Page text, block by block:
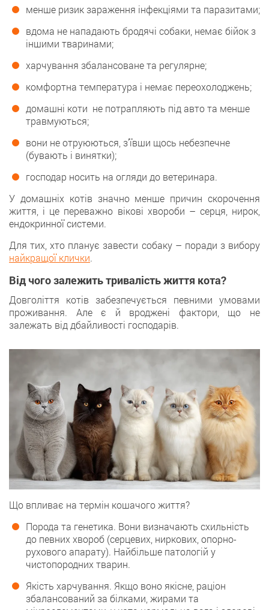
менше ризик зараження інфекціями та паразитами;
вдома не нападають бродячі собаки, немає бійок з
іншими тваринами;
харчування збалансоване та регулярне;
комфортна температура і немає переохолоджень;
домашні коти не потрапляють під авто та менше
травмуються;
вони не отруюються, з’ївши щось небезпечне
(бувають і винятки);
господар носить на огляди до ветеринара.
У домашніх котів значно менше причин скорочення
життя, і це переважно вікові хвороби – серця, нирок,
ендокринної системи.
Для тих, хто планує завести собаку – поради з вибору
найкращої клички.
Від чого залежить тривалість життя кота?
Довголіття котів забезпечується певними умовами
проживання. Але є й вроджені фактори, що не
залежать від дбайливості господарів.
Що впливає на термін кошачого життя?
Порода та генетика. Вони визначають схильність
до певних хвороб (серцевих, ниркових, опорно-
рухового апарату). Найбільше патологій у
чистопородних тварин.
Якість харчування. Якщо воно якісне, раціон
збалансований за білками, жирами та